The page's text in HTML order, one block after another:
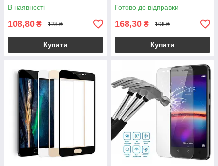
В наявності
108,80 ₴ 128 ₴
Купити
Готово до відправки
168,30 ₴ 198 ₴
Купити